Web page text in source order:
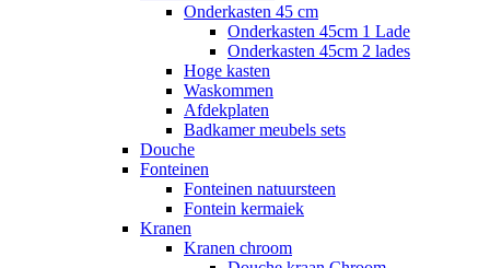
Onderkasten 45 cm
Onderkasten 45cm 1 Lade
Onderkasten 45cm 2 lades
Hoge kasten
Waskommen
Afdekplaten
Badkamer meubels sets
Douche
Fonteinen
Fonteinen natuursteen
Fontein kermaiek
Kranen
Kranen chroom